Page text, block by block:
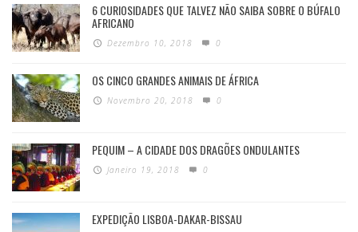
6 CURIOSIDADES QUE TALVEZ NÃO SAIBA SOBRE O BÚFALO
AFRICANO
Dezembro 10, 2018 0
OS CINCO GRANDES ANIMAIS DE ÁFRICA
Novembro 20, 2018 0
PEQUIM – A CIDADE DOS DRAGÕES ONDULANTES
Janeiro 19, 2018 0
EXPEDIÇÃO LISBOA-DAKAR-BISSAU